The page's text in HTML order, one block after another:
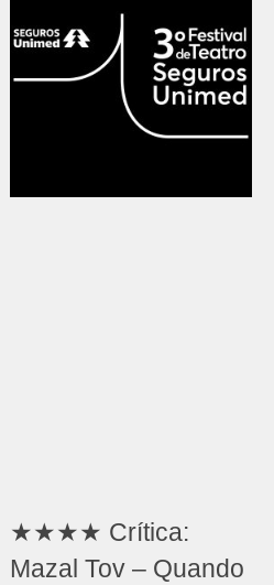
★★★★ Crítica:
Mazal Tov – Quando